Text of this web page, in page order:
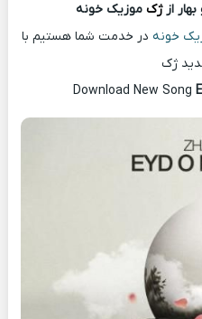
ازژک موزیک خونه
خونه در خدمت شما هستیم با
ژک
Download New Song